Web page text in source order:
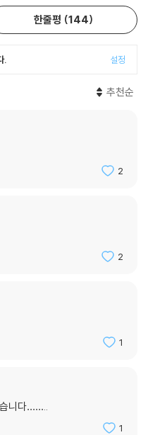
한줄평 144
. 설정
추천순
2
2
1
습니다……..
1